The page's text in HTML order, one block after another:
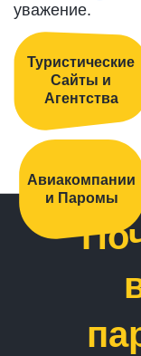
уважение.
Туристические
Сайты и
Агентства
Авиакомпании
и Паромы